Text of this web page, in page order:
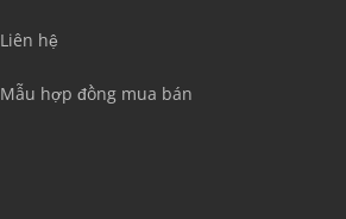
Liên hệ
Mẫu hợp đồng mua bán